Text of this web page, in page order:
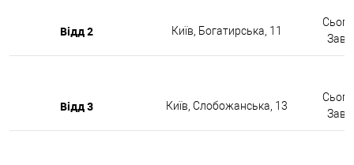
Відд 2 Київ, Богатирська, 11
Відд 3 Київ, Слобожанська, 13